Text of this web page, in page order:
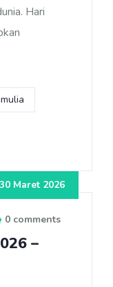
Hari
30 Maret 2026
0 comments
–